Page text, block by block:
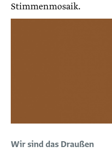
Stimmenmosaik.
Wir sind das Draußen